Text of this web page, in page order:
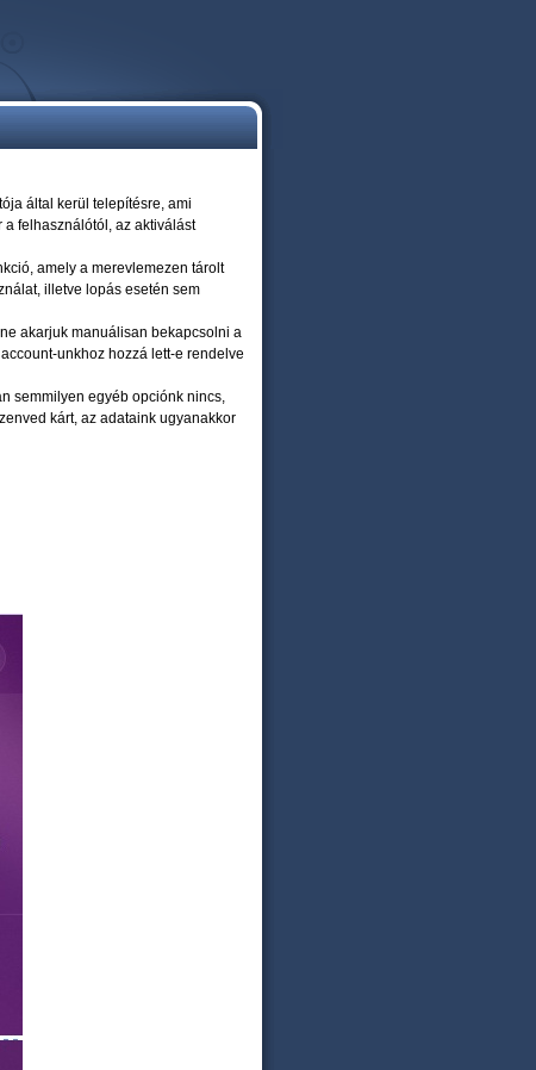
About us|Contact us|800-123-1234
által kerül telepítésre, ami
felhasználótól, az aktiválást
amely a merevlemezen tárolt
illetve lopás esetén sem
akarjuk manuálisan bekapcsolni a
unkhoz hozzá lett-e rendelve
semmilyen egyéb opciónk nincs,
kárt, az adataink ugyanakkor